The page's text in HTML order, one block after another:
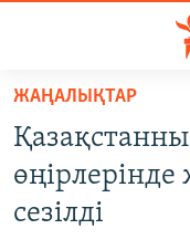
Skip
main
content
САЯСАТ
AZATTYQTV
ЖАҢАЛЫҚТАР
өңірлерінде
сезілді